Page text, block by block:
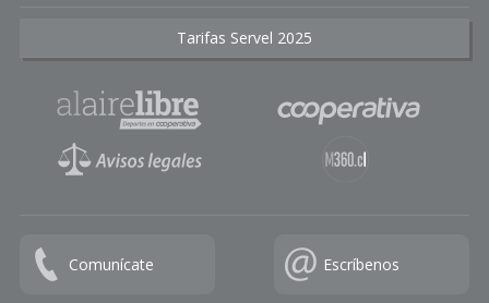
Tarifas Servel 2025
Comunícate Escríbenos